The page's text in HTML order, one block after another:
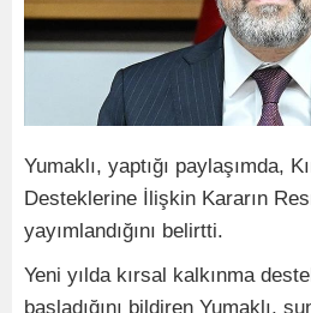
Yumaklı, yaptığı paylaşımda,
Desteklerine İlişkin Kararın
yayımlandığını belirtti.
Yeni yılda kırsal kalkınma
başladığını bildiren Yumaklı,